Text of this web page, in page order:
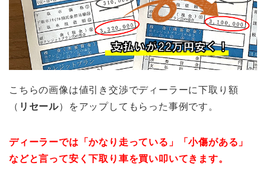
こちらの画像は値引き交渉でディーラーに下取り額
（ リセール）をアップしてもらった事例です。
ディーラーでは「かなり走っている」「小傷がある」
などと言って安く下取り車を買い叩いてきます。